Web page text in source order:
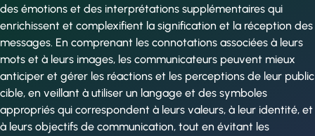
des émotions et des interprétations supplémentaires qui
enrichissent et complexifient la signification et la réception des
messages. En comprenant les connotations associées à leurs
mots et à leurs images, les communicateurs peuvent mieux
anticiper et gérer les réactions et les perceptions de leur public
cible, en veillant à utiliser un langage et des symboles
appropriés qui correspondent à leurs valeurs, à leur identité, et
à leurs objectifs de communication, tout en évitant les